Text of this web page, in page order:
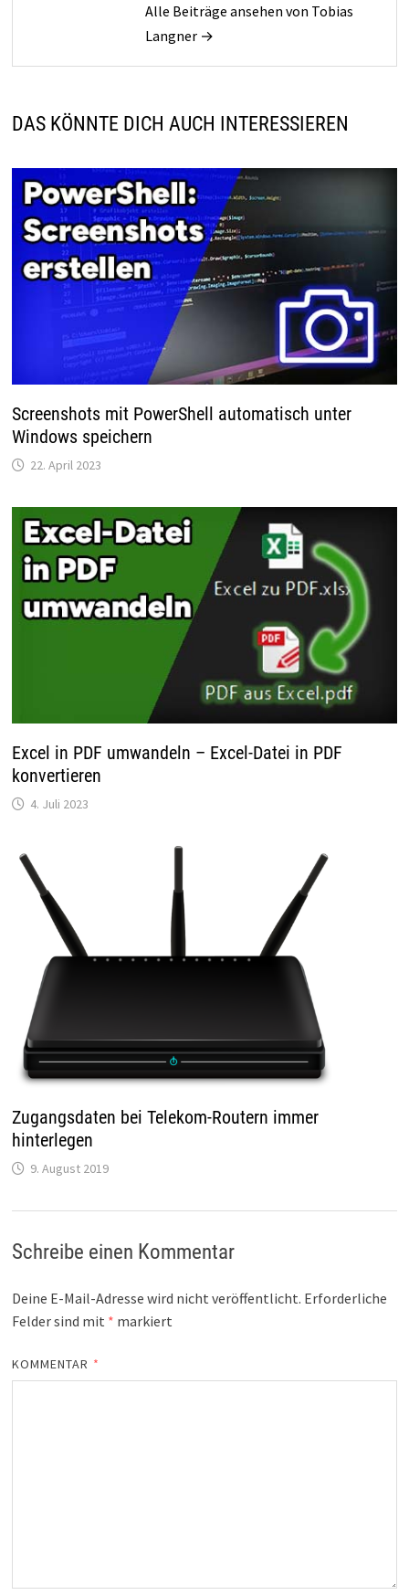
Alle Beiträge ansehen von Tobias
Langner →
DAS KÖNNTE DICH AUCH INTERESSIEREN
Screenshots mit PowerShell automatisch unter
Windows speichern
22. April 2023
Excel in PDF umwandeln – Excel-Datei in PDF
konvertieren
4. Juli 2023
Zugangsdaten bei Telekom-Routern immer
hinterlegen
9. August 2019
Schreibe einen Kommentar
Deine E-Mail-Adresse wird nicht veröffentlicht. Erforderliche
Felder sind mit * markiert
KOMMENTAR *